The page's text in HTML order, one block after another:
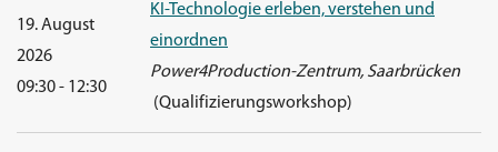
19. August
2026
09:30 - 12:30
KI-Technologie erleben, verstehen und
einordnen
Power4Production-Zentrum, Saarbrücken
(Qualifizierungsworkshop)